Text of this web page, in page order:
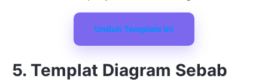
Unduh Template Ini
5. Templat Diagram Sebab